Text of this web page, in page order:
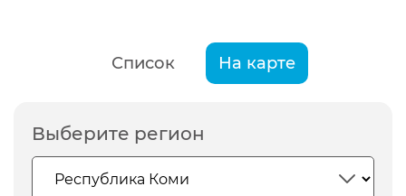
Список На карте
Выберите регион